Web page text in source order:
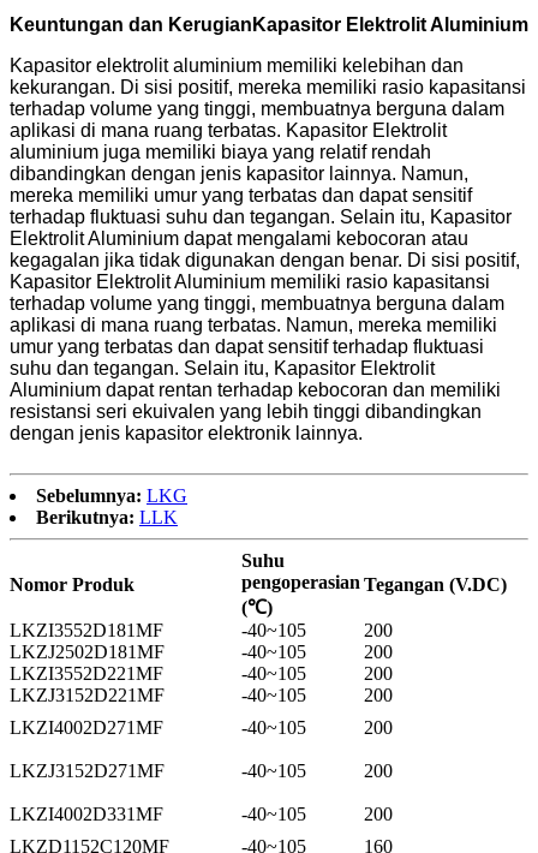
Keuntungan dan Kerugian Kapasitor Elektrolit Aluminium
Kapasitor elektrolit aluminium memiliki kelebihan dan
kekurangan. Di sisi positif, mereka memiliki rasio kapasitansi
terhadap volume yang tinggi, membuatnya berguna dalam
aplikasi di mana ruang terbatas. Kapasitor Elektrolit
aluminium juga memiliki biaya yang relatif rendah
dibandingkan dengan jenis kapasitor lainnya. Namun,
mereka memiliki umur yang terbatas dan dapat sensitif
terhadap fluktuasi suhu dan tegangan. Selain itu, Kapasitor
Elektrolit Aluminium dapat mengalami kebocoran atau
kegagalan jika tidak digunakan dengan benar. Di sisi positif,
Kapasitor Elektrolit Aluminium memiliki rasio kapasitansi
terhadap volume yang tinggi, membuatnya berguna dalam
aplikasi di mana ruang terbatas. Namun, mereka memiliki
umur yang terbatas dan dapat sensitif terhadap fluktuasi
suhu dan tegangan. Selain itu, Kapasitor Elektrolit
Aluminium dapat rentan terhadap kebocoran dan memiliki
resistansi seri ekuivalen yang lebih tinggi dibandingkan
dengan jenis kapasitor elektronik lainnya.
Sebelumnya: LKG
Berikutnya: LLK
Nomor Produk
Suhu
pengoperasian
(℃)
Tegangan (V.DC)
LKZI3552D181MF -40~105
200
LKZJ2502D181MF
-40~105
200
LKZI3552D221MF
-40~105
200
LKZJ3152D221MF
-40~105
200
LKZI4002D271MF
-40~105 200
LKZJ3152D271MF -40~105 200
LKZI4002D331MF -40~105
200
LKZD1152C120MF
-40~105 160